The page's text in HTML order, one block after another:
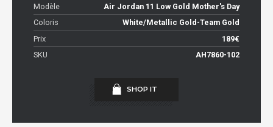
Modèle
Air Jordan 11 Low Gold Mother's Day
Coloris
White/Metallic Gold-Team Gold
Prix
189€
SKU
AH7860-102
SHOP IT